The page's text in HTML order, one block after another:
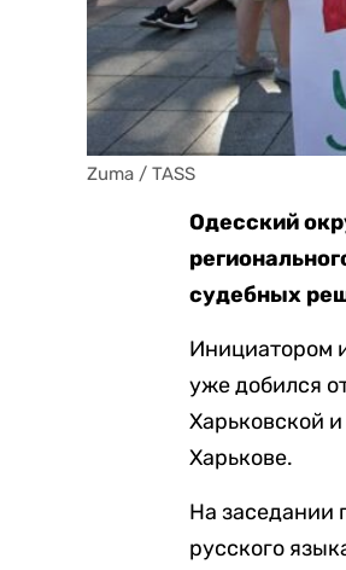
Zuma / TASS
Одесский
судебных
Инициатором
уже добился
Харьковской
Харькове.
На заседании
русского